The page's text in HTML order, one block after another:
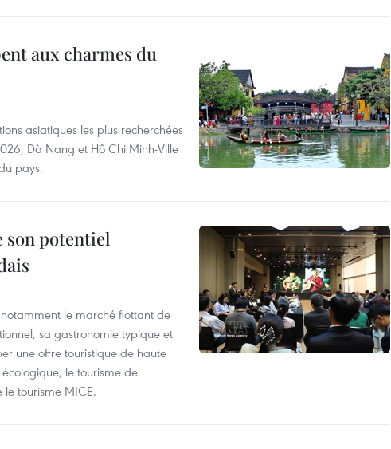
aux charmes du
asiatiques les plus recherchées
Dà Nang et Hô Chi Minh-Ville
pays.
son potentiel
le marché flottant de
sa gastronomie typique et
une offre touristique de haute
le tourisme de
le tourisme MICE.